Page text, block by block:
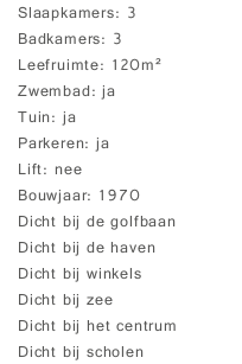
Slaapkamers 3
Badkamers 3
Leefruimte 120m²
Zwembad ja
Tuin ja
Parkeren ja
Lift nee
Bouwjaar 1970
Dicht bij de golfbaan
Dicht bij de haven
Dicht bij winkels
Dicht bij zee
Dicht bij het centrum
Dicht bij scholen